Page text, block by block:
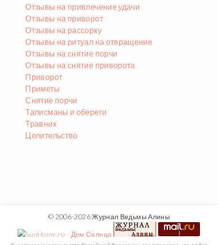
Отзывы на привлечение удачи
Отзывы на приворот
Отзывы на рассорку
Отзывы на ритуал на отвращение
Отзывы на снятие порчи
Отзывы на снятие приворота
Приворот
Приметы
Снятие порчи
Талисманы и обереги
Травник
Целительство
© 2006-2026 Журнал Ведьмы Алины